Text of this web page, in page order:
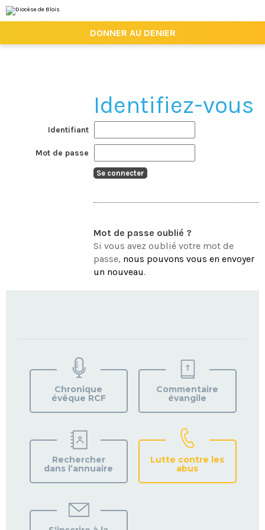
au
contenu.
la
personnels
DONNER AU DENIER
Identifiant
Mot de passe
Mot de passe oublié ?
Si vous avez oublié votre mot de
passe, nous pouvons vous en envoyer
un nouveau.
VOTRE
PAROISSE
Chronique
évêque RCF
Commentaire
évangile
Rechercher
dans l’annuaire
Lutte contre les
abus